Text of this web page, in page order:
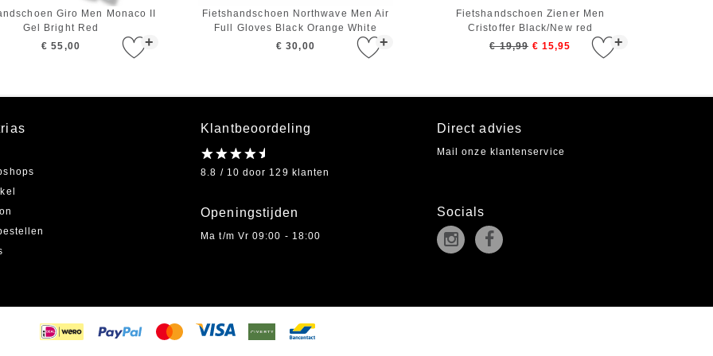
+
Giro Men Monaco II
Gel Bright Red
€ 55,00
+
Fietshandschoen Northwave Men Air
Full Gloves Black Orange White
€ 30,00
+
Fietshandschoen Ziener Men
Cristoffer Black/New red
€ 19,99 € 15,95
Klantbeoordeling
8.8 / 10 door 129 klanten
Openingstijden
Ma t/m Vr 09:00 - 18:00
Direct advies
Mail onze klantenservice
Socials